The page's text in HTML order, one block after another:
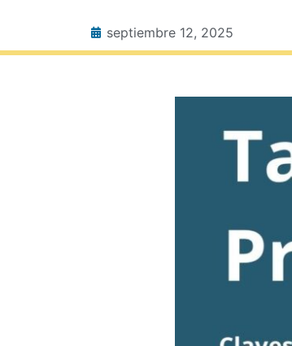
septiembre 12, 2025